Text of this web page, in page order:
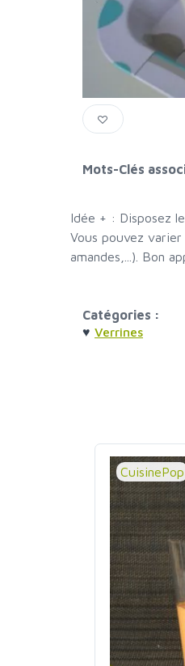
Mots-Clés
Idée + : Disposez
Vous pouvez
amandes,...). Bon
Catégories :
♥ Verrines
CuisinePop